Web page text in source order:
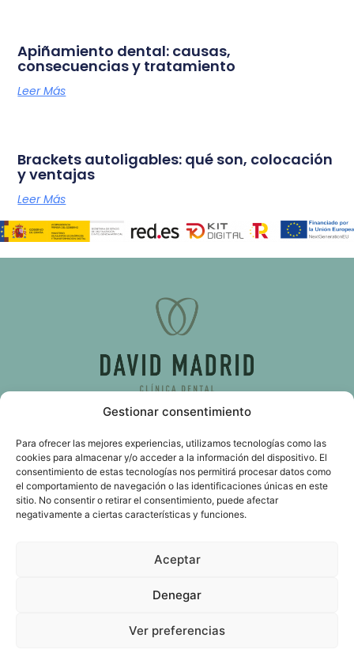
Gestionar consentimiento
Para ofrecer las mejores experiencias, utilizamos tecnologías como las
cookies para almacenar y/o acceder a la información del dispositivo. El
consentimiento de estas tecnologías nos permitirá procesar datos como
el comportamiento de navegación o las identificaciones únicas en este
sitio. No consentir o retirar el consentimiento, puede afectar
negativamente a ciertas características y funciones.
Aceptar
Denegar
Ver preferencias
Apiñamiento dental: causas,
consecuencias y tratamiento
Leer Más
Brackets autoligables: qué son, colocación
y ventajas
Leer Más
C/ d’Almassora, 51, bajo 46009 Valencia
611 103 989
info@davidmadrid.es
© 2024 David Madrid
Política de Privacidad y Aviso Legal|
Contáctanos